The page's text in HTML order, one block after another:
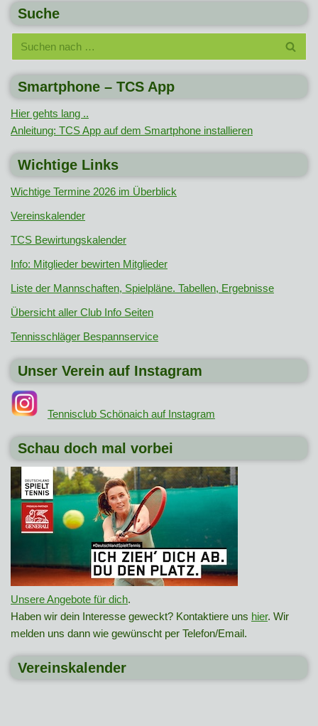
Suche
Smartphone – TCS App
Hier gehts lang ..
Anleitung: TCS App auf dem Smartphone installieren
Wichtige Links
Wichtige Termine 2026 im Überblick
Vereinskalender
TCS Bewirtungskalender
Info: Mitglieder bewirten Mitglieder
Liste der Mannschaften, Spielpläne. Tabellen, Ergebnisse
Übersicht aller Club Info Seiten
Tennisschläger Bespannservice
Unser Verein auf Instagram
Tennisclub Schönaich auf Instagram
Schau doch mal vorbei
Unsere Angebote für dich.
Haben wir dein Interesse geweckt? Kontaktiere uns hier. Wir
melden uns dann wie gewünscht per Telefon/Email.
Vereinskalender